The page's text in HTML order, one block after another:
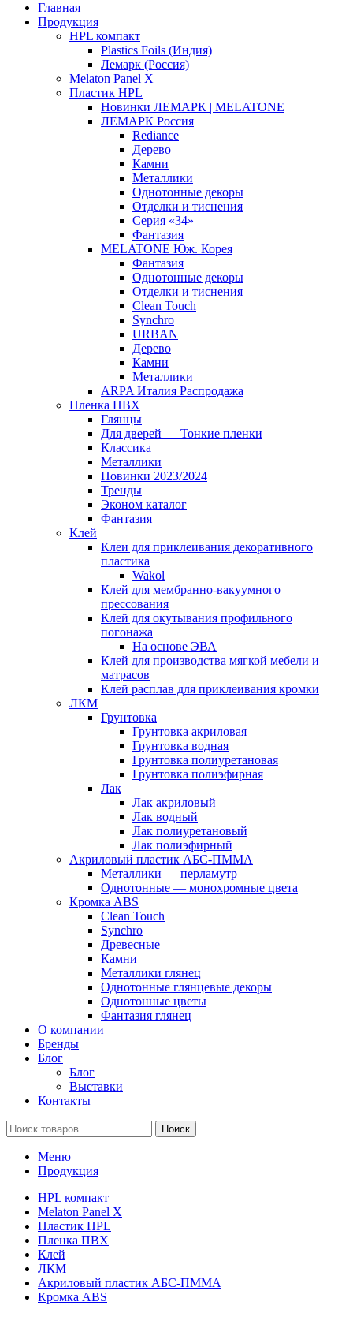
Главная
Продукция
HPL компакт
Plastics Foils (Индия)
Лемарк (Россия)
Melaton Panel X
Пластик HPL
Новинки ЛЕМАРК | MELATONE
ЛЕМАРК Россия
Rediance
Дерево
Камни
Металлики
Однотонные декоры
Отделки и тиснения
Серия «34»
Фантазия
MELATONE Юж. Корея
Фантазия
Однотонные декоры
Отделки и тиснения
Clean Touch
Synchro
URBAN
Дерево
Камни
Металлики
ARPA Италия Распродажа
Пленка ПВХ
Глянцы
Для дверей — Тонкие пленки
Классика
Металлики
Новинки 2023/2024
Тренды
Эконом каталог
Фантазия
Клей
Клеи для приклеивания декоративного
пластика
Wakol
Клей для мембранно-вакуумного
прессования
Клей для окутывания профильного
погонажа
На основе ЭВА
Клей для производства мягкой мебели и
матрасов
Клей расплав для приклеивания кромки
ЛКМ
Грунтовка
Грунтовка акриловая
Грунтовка водная
Грунтовка полиуретановая
Грунтовка полиэфирная
Лак
Лак акриловый
Лак водный
Лак полиуретановый
Лак полиэфирный
Акриловый пластик АБС-ПММА
Металлики — перламутр
Однотонные — монохромные цвета
Кромка ABS
Clean Touch
Synchro
Древесные
Камни
Металлики глянец
Однотонные глянцевые декоры
Однотонные цветы
Фантазия глянец
О компании
Бренды
Блог
Блог
Выставки
Контакты
Поиск
Меню
Продукция
HPL компакт
Melaton Panel X
Пластик HPL
Пленка ПВХ
Клей
ЛКМ
Акриловый пластик АБС-ПММА
Кромка ABS